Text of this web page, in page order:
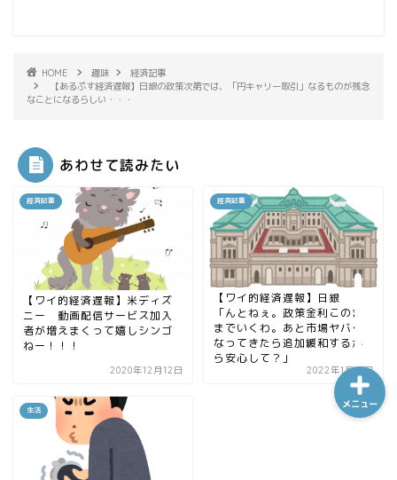
HOME 趣味
経済記事
【あるぷす経済遅報】日銀の政策次第では、「円キャリー取引」なるものが残念
なことになるらしい・・・
あわせて読みたい
経済記事
【ワイ的経済遅報】米ディズ
ニー 動画配信サービス加入
者が増えまくって嬉しシンゴ
ねー！！！
2020年12月12日
経済記事
【ワイ的経済遅報】日銀
「んとねぇ。政策金利このま
までいくわ。あと市場ヤバく
なってきたら追加緩和するか
ら安心して？」
2022年1月19日
生活
メニュー
シーケンス制御
趣味
金融